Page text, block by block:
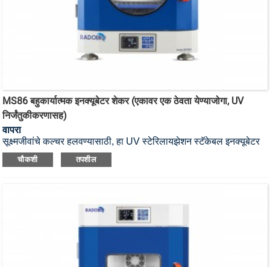
MS86 बहुकार्यात्मक इनक्यूबेटर शेकर (एकावर एक ठेवता येण्याजोगा, UV
निर्जंतुकीकरणासह)
वापरा
सूक्ष्मजीवांचे कल्चर हलवण्यासाठी, हा UV स्टेरिलायझेशन स्टॅकेबल इनक्यूबेटर
शेकर आहे.
चौकशी तपशील